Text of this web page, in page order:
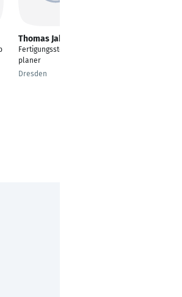
Thomas Jahr
Fertigungssteuerer /
planer
Dresden